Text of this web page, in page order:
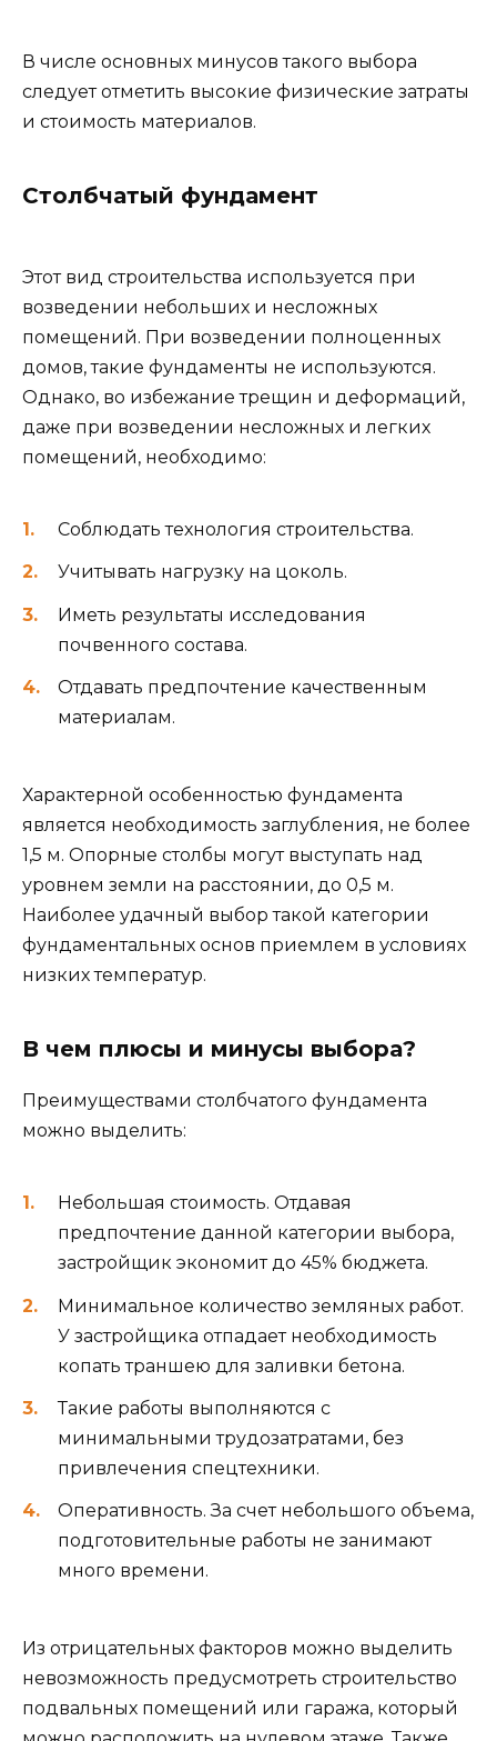
В числе основных минусов такого выбора
следует отметить высокие физические затраты
и стоимость материалов.
Столбчатый фундамент
Этот вид строительства используется при
возведении небольших и несложных
помещений. При возведении полноценных
домов, такие фундаменты не используются.
Однако, во избежание трещин и деформаций,
даже при возведении несложных и легких
помещений, необходимо:
Соблюдать технология строительства.
Учитывать нагрузку на цоколь.
Иметь результаты исследования
почвенного состава.
Отдавать предпочтение качественным
материалам.
Характерной особенностью фундамента
является необходимость заглубления, не более
1,5 м. Опорные столбы могут выступать над
уровнем земли на расстоянии, до 0,5 м.
Наиболее удачный выбор такой категории
фундаментальных основ приемлем в условиях
низких температур.
В чем плюсы и минусы выбора?
Преимуществами столбчатого фундамента
можно выделить:
Небольшая стоимость. Отдавая
предпочтение данной категории выбора,
застройщик экономит до 45% бюджета.
Минимальное количество земляных работ.
У застройщика отпадает необходимость
копать траншею для заливки бетона.
Такие работы выполняются с
минимальными трудозатратами, без
привлечения спецтехники.
Оперативность. За счет небольшого объема,
подготовительные работы не занимают
много времени.
Из отрицательных факторов можно выделить
невозможность предусмотреть строительство
подвальных помещений или гаража, который